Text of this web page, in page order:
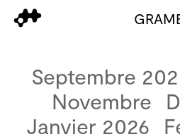
Septembre
Novembre
Janvier 2026